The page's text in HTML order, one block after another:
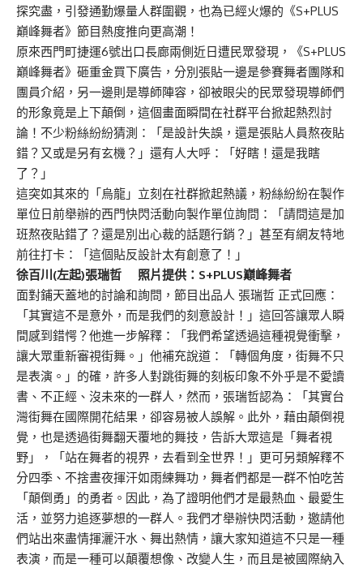
探究盡，引發通勤爆量人群圍觀，也為已經火爆的《S+PLUS
巔峰舞者》節目熱度推向更高潮！
原來西門町捷運6號出口長廊兩側近日遭民眾發現，《S+PLUS
巔峰舞者》砸重金買下廣告，分別張貼一邊是參賽舞者團隊和
團員介紹，另一邊則是導師陣容，卻被眼尖的民眾發現導師們
的形象竟是上下顛倒，這個畫面瞬間在社群平台掀起熱烈討
論！不少粉絲紛紛猜測：「是設計失誤，還是張貼人員熬夜貼
錯？又或是另有玄機？」還有人大呼：「好瞎！還是我瞎
了？」
這突如其來的「烏龍」立刻在社群掀起熱議，粉絲紛紛在製作
單位日前舉辦的西門快閃活動向製作單位詢問：「請問這是加
班熬夜貼錯了？還是別出心裁的話題行銷？」甚至有網友特地
前往打卡：「這個貼反設計太有創意了！」
徐百川(左起)張瑞哲 照片提供：S+PLUS巔峰舞者
面對鋪天蓋地的討論和詢問，節目出品人 張瑞哲 正式回應：
「其實這不是意外，而是我們的刻意設計！」這回答讓眾人瞬
間感到錯愕？他進一步解釋：「我們希望透過這種視覺衝擊，
讓大眾重新審視街舞。」他補充說道：「轉個角度，街舞不只
是表演。」的確，許多人對跳街舞的刻板印象不外乎是不愛讀
書、不正經、沒未來的一群人，然而，張瑞哲認為：「其實台
灣街舞在國際開花結果，卻容易被人誤解。此外，藉由顛倒視
覺，也是透過街舞翻天覆地的舞技，告訴大眾這是「舞者視
野」，「站在舞者的視界，去看到全世界！」更可另類解釋不
分四季、不捨晝夜揮汗如雨練舞功，舞者們都是一群不怕吃苦
「顛倒勇」的勇者。因此，為了證明他們才是最熱血、最愛生
活，並努力追逐夢想的一群人。我們才舉辦快閃活動，邀請他
們站出來盡情揮灑汗水、舞出熱情，讓大家知道這不只是一種
表演，而是一種可以顛覆想像、改變人生，而且是被國際納入